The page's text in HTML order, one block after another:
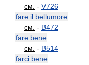
— см. - V726
fare il bellumore
— см. - B472
fare bene
— см. - B514
farci bene